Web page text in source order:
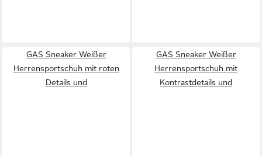
GAS Sneaker Weißer
Herrensportschuh mit roten
Details und
GAS Sneaker Weißer
Herrensportschuh mit
Kontrastdetails und